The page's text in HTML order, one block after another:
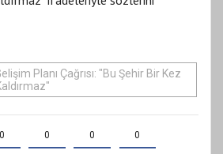
Planı Çağrısı: "Bu Şehir Bir Kez
0 0 0 0